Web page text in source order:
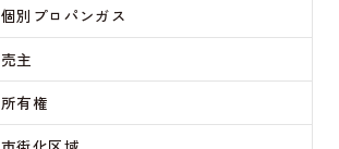
個別プロパンガス
売主
所有権